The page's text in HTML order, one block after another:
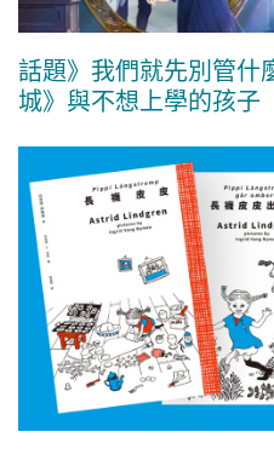
話題》我們就先別管什
城》與不想上學的孩子